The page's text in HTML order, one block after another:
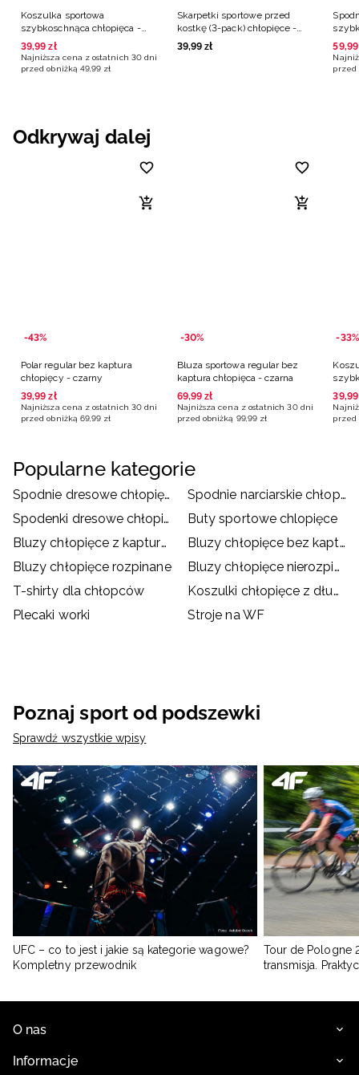
Koszulka sportowa
szybkoschnąca chłopięca -
zielona
39,99 zł
Najniższa cena z ostatnich 30 dni
przed obniżką 49,99 zł
Skarpetki sportowe przed
kostkę (3-pack) chłopięce -
czarne
39,99 zł 59,99
przed
Odkrywaj dalej
-43%
Polar regular bez kaptura
chłopięcy - czarny
39,99 zł
Najniższa cena z ostatnich 30 dni
przed obniżką 69,99 zł
-30%
Bluza sportowa regular bez
kaptura chłopięca - czarna
69,99 zł
Najniższa cena z ostatnich 30 dni
przed obniżką 99,99 zł
-33%
39,99
przed
Popularne kategorie
Spodnie dresowe chłopięce
Spodnie narciarskie chłopięce
Spodenki dresowe chłopięce
Buty sportowe chlopięce
Bluzy chłopięce z kapturem
Bluzy chłopięce bez kaptura
Bluzy chłopięce rozpinane
Bluzy chłopięce nierozpinane
T-shirty dla chłopców
Koszulki chłopięce z długim rękawem
Plecaki worki
Stroje na WF
Poznaj sport od podszewki
Sprawdź wszystkie wpisy
UFC – co to jest i jakie są kategorie wagowe?
Kompletny przewodnik
Tour de Pologne
transmisja.
O nas
Informacje